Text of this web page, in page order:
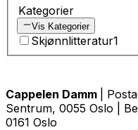
Kategorier
Vis Kategorier
Skjønnlitteratur1
Cappelen Damm
|
Sentrum, 0055 Oslo |
0161 Oslo